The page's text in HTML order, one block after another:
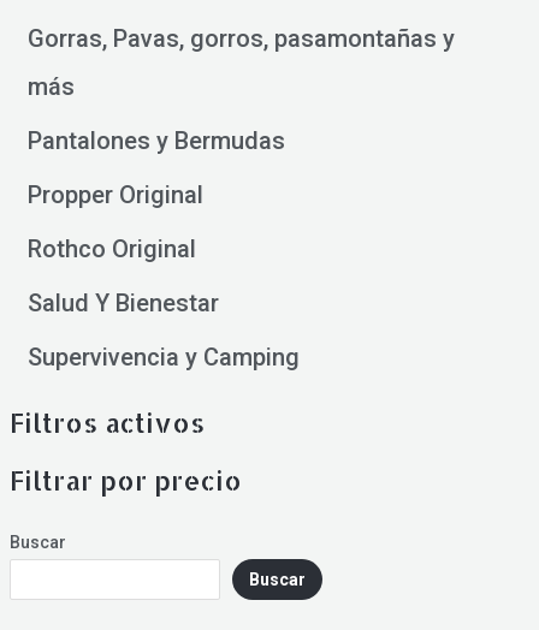
Gorras, Pavas, gorros, pasamontañas y
más
Pantalones y Bermudas
Propper Original
Rothco Original
Salud Y Bienestar
Supervivencia y Camping
Filtros activos
Filtrar por precio
Buscar
Buscar